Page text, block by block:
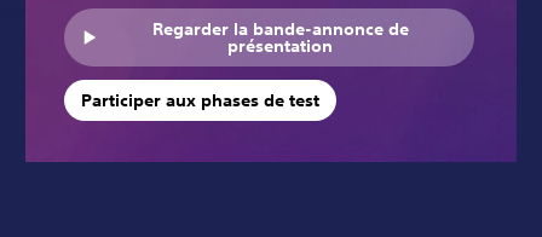
Regarder la bande-annonce de
présentation
Participer aux phases de test